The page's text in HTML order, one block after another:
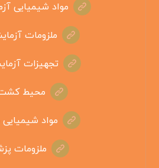
مواد شیمیایی
ملزومات
تجهیزات
محیط
مواد
ملزومات